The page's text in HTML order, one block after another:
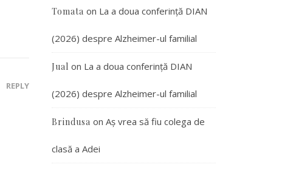
REPLY
Tomata on La a doua conferință DIAN
(2026) despre Alzheimer-ul familial
Jual on La a doua conferință DIAN
(2026) despre Alzheimer-ul familial
Brindusa on Aș vrea să fiu colega de
clasă a Adei